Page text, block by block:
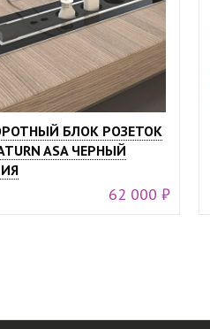
БЛОК РОЗЕТОК
ASA ЧЕРНЫЙ
62 000 ₽